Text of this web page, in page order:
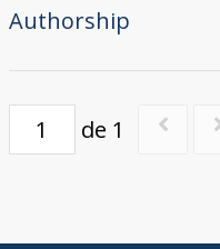
Authorship
de 1